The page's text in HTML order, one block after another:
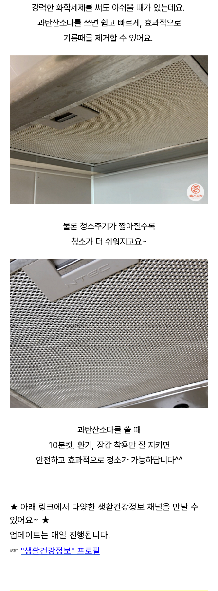
강력한 화학세제를 써도 아쉬울 때가 있는데요.
과탄산소다를 쓰면 쉽고 빠르게, 효과적으로
기름때를 제거할 수 있어요.
물론 청소주기가 짧아질수록
청소가 더 쉬워지고요~
과탄산소다를 쓸 때
10분컷, 환기, 장갑 착용만 잘 지키면
안전하고 효과적으로 청소가 가능하답니다^^
★ 아래 링크에서 다양한 생활건강정보 채널을 만날 수
있어요~ ★
업데이트는 매일 진행됩니다.
☞ "생활건강정보" 프로필